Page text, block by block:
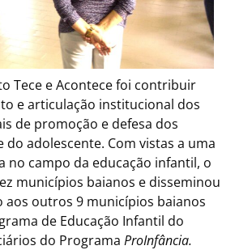
Tece e Acontece foi contribuir
e articulação institucional dos
de promoção e defesa dos
do adolescente. Com vistas a uma
no campo da educação infantil, o
municípios baianos e disseminou
aos outros 9 municípios baianos
de Educação Infantil do
do Programa ProInfância.